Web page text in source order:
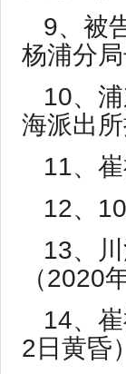
9、被
杨浦分
10、
海派出
11、
12、
13、
（2020
14、
2日黄昏）